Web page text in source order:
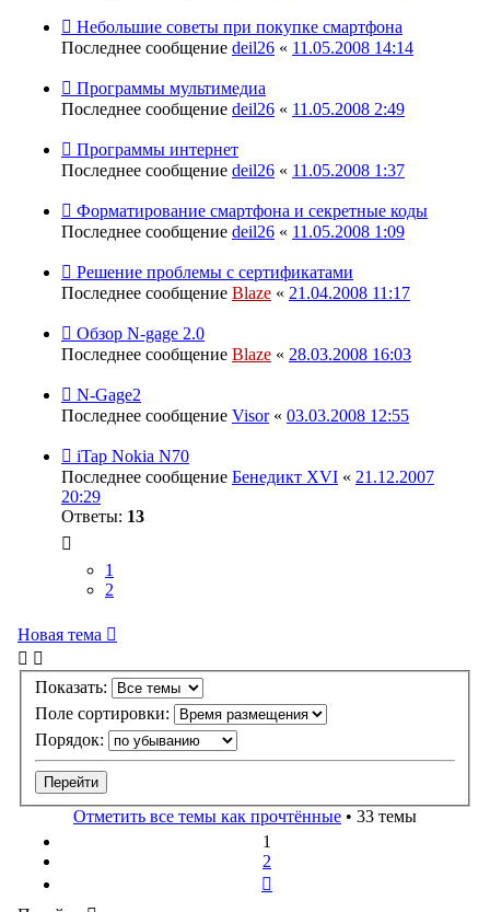
Небольшие советы при покупке смартфона
Последнее сообщение deil26 « 11.05.2008 14:14
Программы мультимедиа
Последнее сообщение deil26 « 11.05.2008 2:49
Программы интернет
Последнее сообщение deil26 « 11.05.2008 1:37
Форматирование смартфона и секретные коды
Последнее сообщение deil26 « 11.05.2008 1:09
Решение проблемы с сертификатами
Последнее сообщение Blaze « 21.04.2008 11:17
Обзор N-gage 2.0
Последнее сообщение Blaze « 28.03.2008 16:03
N-Gage2
Последнее сообщение Visor« 03.03.2008 12:55
iTap Nokia N70
Последнее сообщение Бенедикт XVI « 21.12.2007
20:29
Ответы: 13
1
2
Новая тема
Показать:
Поле сортировки:
Порядок:
Отметить все темы как прочтённые • 33 темы
1
2